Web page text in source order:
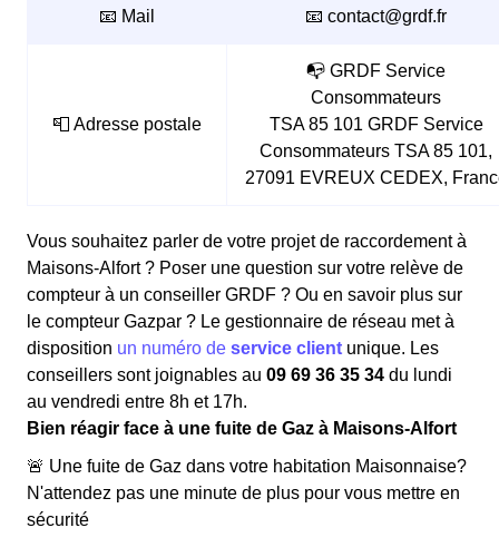
📧 Mail 📧 contact@grdf.fr
📮 Adresse postale
📭 GRDF Service
Consommateurs
TSA 85 101 GRDF Service
Consommateurs TSA 85 101,
27091 EVREUX CEDEX,
Vous souhaitez parler de votre projet de raccordement à
Maisons-Alfort ? Poser une question sur votre relève de
compteur à un conseiller GRDF ? Ou en savoir plus sur
le compteur Gazpar ? Le gestionnaire de réseau met à
disposition un numéro de service client unique. Les
conseillers sont joignables au 09 69 36 35 34 du lundi
au vendredi entre 8h et 17h.
Bien réagir face à une fuite de Gaz à Maisons-Alfort
🚨 Une fuite de Gaz dans votre habitation Maisonnaise?
N'attendez pas une minute de plus pour vous mettre en
sécurité